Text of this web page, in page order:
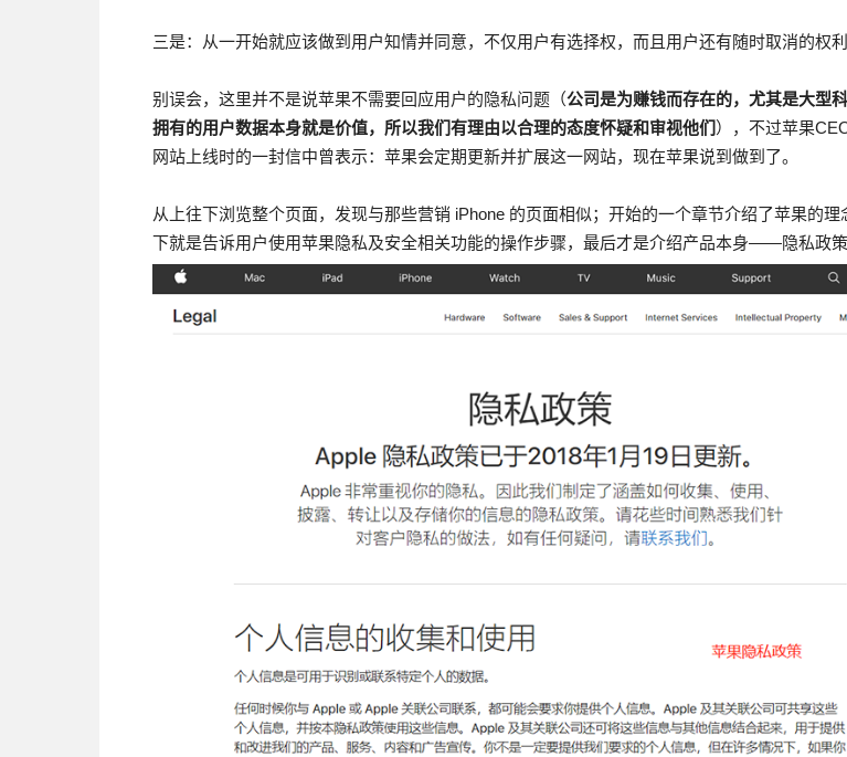
三是：从一开始就应该做到用户知情并同意，不仅用户有选择权，而且用户还有随时取消的权利
别误会，这里并不是说苹果不需要回应用户的隐私问题（公司是为赚钱而存在的，尤其是大型
拥有的用户数据本身就是价值，所以我们有理由以合理的态度怀疑和审视他们），不过苹果
网站上线时的一封信中曾表示：苹果会定期更新并扩展这一网站，现在苹果说到做到了。
从上往下浏览整个页面，发现与那些营销 iPhone 的页面相似；开始的一个章节介绍了苹果的理
下就是告诉用户使用苹果隐私及安全相关功能的操作步骤，最后才是介绍产品本身——隐私政策